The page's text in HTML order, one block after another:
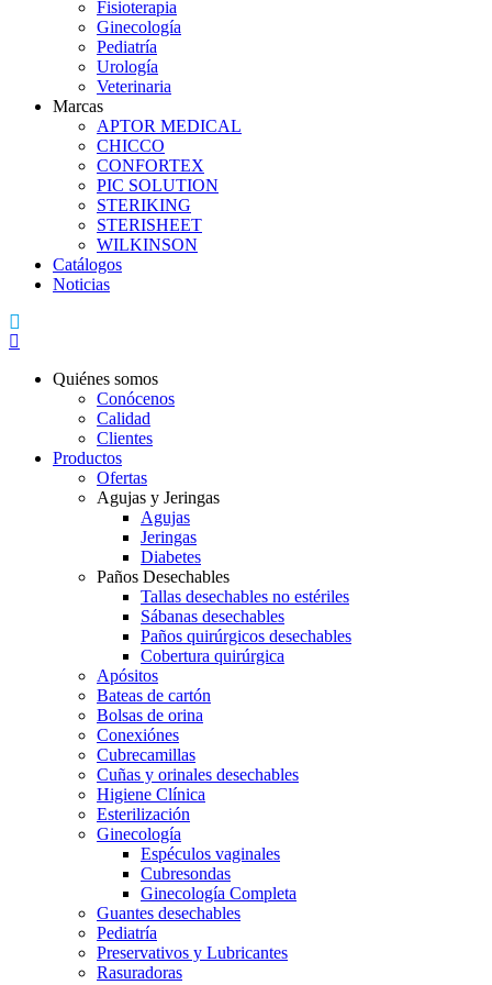
Fisioterapia
Ginecología
Pediatría
Urología
Veterinaria
Marcas
APTOR MEDICAL
CHICCO
CONFORTEX
PIC SOLUTION
STERIKING
STERISHEET
WILKINSON
Catálogos
Noticias
Quiénes somos
Conócenos
Calidad
Clientes
Productos
Ofertas
Agujas y Jeringas
Agujas
Jeringas
Diabetes
Paños Desechables
Tallas desechables no estériles
Sábanas desechables
Paños quirúrgicos desechables
Cobertura quirúrgica
Apósitos
Bateas de cartón
Bolsas de orina
Conexiónes
Cubrecamillas
Cuñas y orinales desechables
Higiene Clínica
Esterilización
Ginecología
Espéculos vaginales
Cubresondas
Ginecología Completa
Guantes desechables
Pediatría
Preservativos y Lubricantes
Rasuradoras